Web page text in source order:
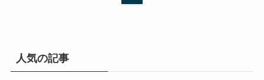
人気の記事